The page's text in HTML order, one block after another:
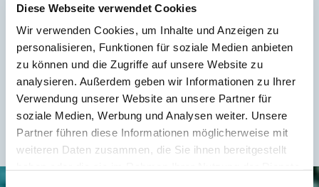
Diese Webseite verwendet Cookies
Wir verwenden Cookies, um Inhalte und Anzeigen zu
personalisieren, Funktionen für soziale Medien anbieten
zu können und die Zugriffe auf unsere Website zu
analysieren. Außerdem geben wir Informationen zu Ihrer
Verwendung unserer Website an unsere Partner für
soziale Medien, Werbung und Analysen weiter. Unsere
Partner führen diese Informationen möglicherweise mit
weiteren Daten zusammen, die Sie ihnen bereitgestellt